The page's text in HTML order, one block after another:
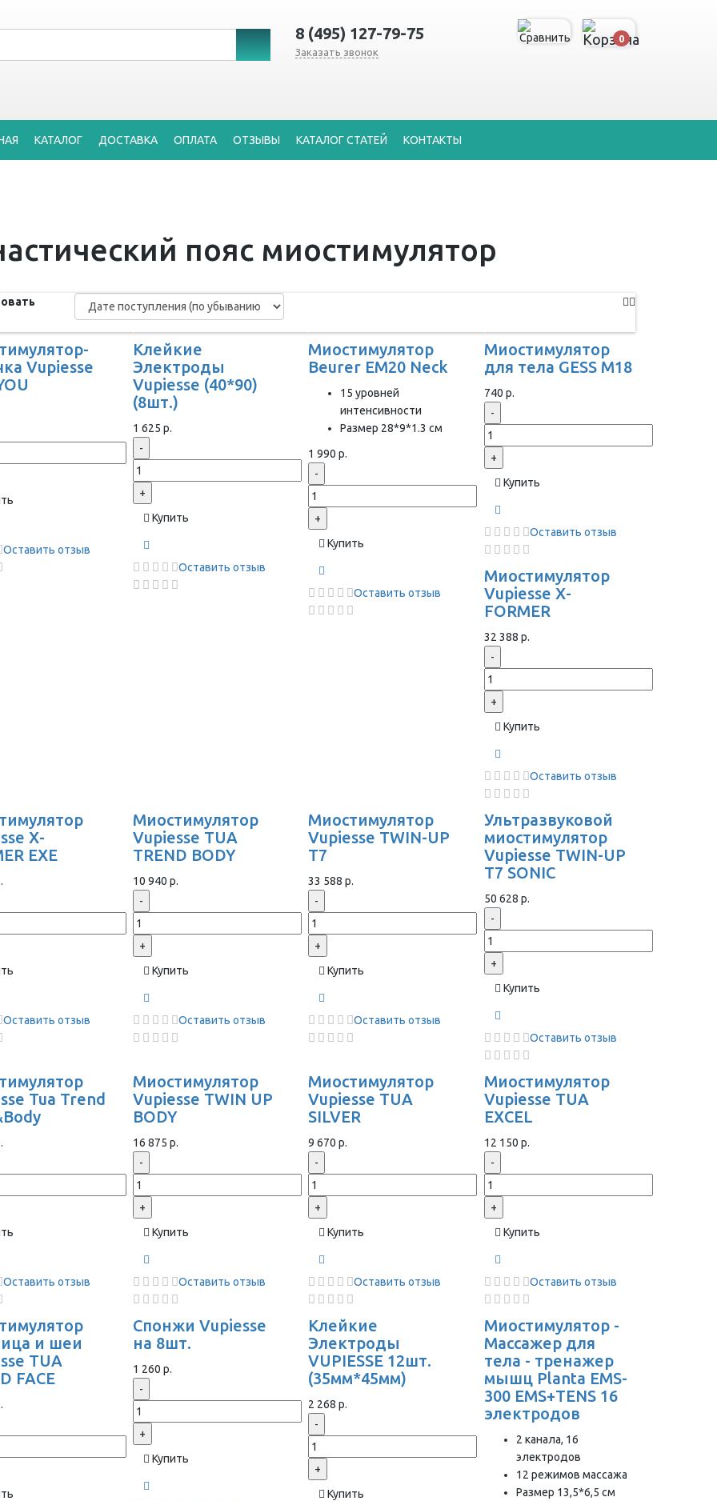
8 (495) 127-79-75
Заказать звонок
0
КАТАЛОГ ДОСТАВКА ОПЛАТА ОТЗЫВЫ КАТАЛОГ СТАТЕЙ КОНТАКТЫ
пояс миостимулятор
Vupiesse
Оставить отзыв
Клейкие
Электроды
Vupiesse (40*90)
(8шт.)
1 625 р.
-
+
Купить
Оставить отзыв
Миостимулятор
Beurer EM20 Neck
15 уровней
интенсивности
Размер 28*9*1.3 cм
1 990 р.
-
+
Купить
Оставить отзыв
Миостимулятор
для тела GESS M18
740 р.
-
+
Купить
Оставить отзыв
Миостимулятор
Vupiesse X-
FORMER
32 388 р.
-
+
Купить
Оставить отзыв
X-
EXE
Оставить отзыв
Миостимулятор
Vupiesse TUA
TREND BODY
10 940 р.
-
+
Купить
Оставить отзыв
Миостимулятор
Vupiesse TWIN-UP
T7
33 588 р.
-
+
Купить
Оставить отзыв
Ультразвуковой
миостимулятор
Vupiesse TWIN-UP
T7 SONIC
50 628 р.
-
+
Купить
Оставить отзыв
Tua Trend
Оставить отзыв
Миостимулятор
Vupiesse TWIN UP
BODY
16 875 р.
-
+
Купить
Оставить отзыв
Миостимулятор
Vupiesse TUA
SILVER
9 670 р.
-
+
Купить
Оставить отзыв
Миостимулятор
Vupiesse TUA
EXCEL
12 150 р.
-
+
Купить
Оставить отзыв
и шеи
TUA
FACE
Спонжи Vupiesse
на 8шт.
1 260 р.
-
+
Купить
Клейкие
Электроды
VUPIESSE 12шт.
(35мм*45мм)
2 268 р.
-
+
Купить
Миостимулятор -
Массажер для
тела - тренажер
мышц Planta EMS-
300 EMS+TENS 16
электродов
2 канала, 16
электродов
12 режимов массажа
Размер 13,5*6,5 см